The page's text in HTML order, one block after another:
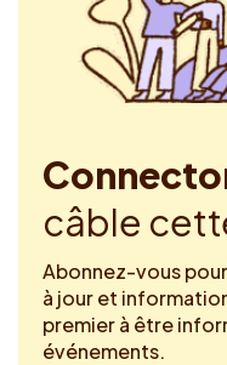
câble
Abonnez-vous
à jour et
premier à être
événements.